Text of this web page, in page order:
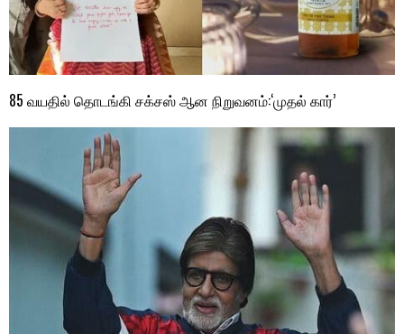
85 வயதில் தொடங்கி சக்சஸ் ஆன நிறுவனம்:‘முதல் கார்’